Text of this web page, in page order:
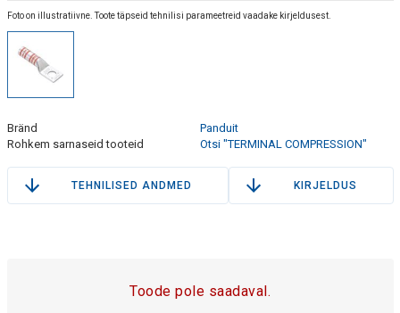
Foto on illustratiivne. Toote täpseid tehnilisi parameetreid vaadake kirjeldusest.
Bränd
Panduit
Rohkem sarnaseid tooteid
Otsi "TERMINAL COMPRESSION"
TEHNILISED ANDMED KIRJELDUS
Toode pole saadaval.